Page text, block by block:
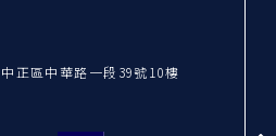
正區中華路一段39號10樓